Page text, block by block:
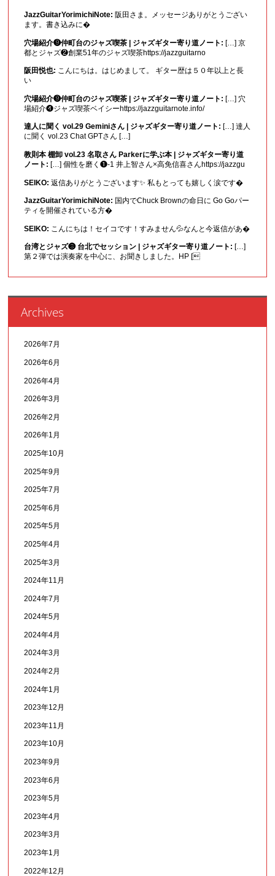
JazzGuitarYorimichiNote: 阪田さま。メッセージありがとうござい
ます。書き込みに�
穴場紹介❾仲町台のジャズ喫茶 | ジャズギター寄り道ノート: […] 京
都とジャズ❷創業51年のジャズ喫茶https://jazzguitarno
阪田悦也: こんにちは。はじめまして。 ギター歴は５０年以上と長
い
穴場紹介❾仲町台のジャズ喫茶 | ジャズギター寄り道ノート: […] 穴
場紹介❹ジャズ喫茶ベイシーhttps://jazzguitarnote.info/
達人に聞く vol.29 Geminiさん | ジャズギター寄り道ノート: […] 達人
に聞く vol.23 Chat GPTさん […]
教則本 棚卸 vol.23 名取さん Parkerに学ぶ本 | ジャズギター寄り道
ノート: […] 個性を磨く❶-1 井上智さん×高免信喜さんhttps://jazzgu
SEIKO: 返信ありがとうございます✨ 私もとっても嬉しく涙です�
JazzGuitarYorimichiNote: 国内でChuck Brownの命日に Go Goパー
ティを開催されている方�
SEIKO: こんにちは！セイコです！すみません💦なんと今返信があ�
台湾とジャズ❸ 台北でセッション | ジャズギター寄り道ノート: […]
第２弾では演奏家を中心に、お聞きしました。HP [
Archives
2026年7月
2026年6月
2026年4月
2026年3月
2026年2月
2026年1月
2025年10月
2025年9月
2025年7月
2025年6月
2025年5月
2025年4月
2025年3月
2024年11月
2024年7月
2024年5月
2024年4月
2024年3月
2024年2月
2024年1月
2023年12月
2023年11月
2023年10月
2023年9月
2023年6月
2023年5月
2023年4月
2023年3月
2023年1月
2022年12月